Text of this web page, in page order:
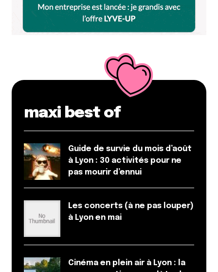
Enregistrer mon nom, mon e-mail et mon site dans le
navigateur pour mon prochain commentaire.
maxi best of
Guide de survie du mois d’août
à Lyon : 30 activités pour ne
pas mourir d’ennui
Les concerts (à ne pas louper)
à Lyon en mai
Cinéma en plein air à Lyon : la